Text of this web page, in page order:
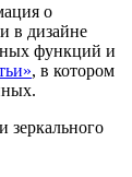
о
в дизайне
функций и
, в котором
зеркального